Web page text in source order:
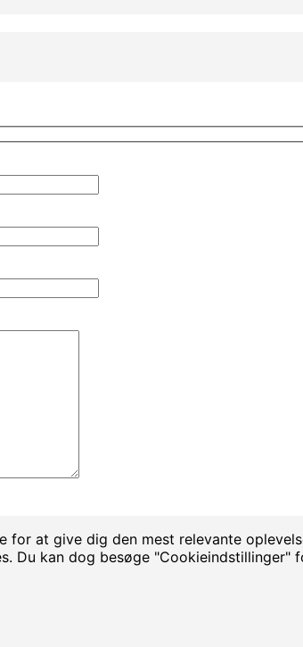
for at give dig den mest relevante
Du kan dog besøge "Cookieindstillinger"